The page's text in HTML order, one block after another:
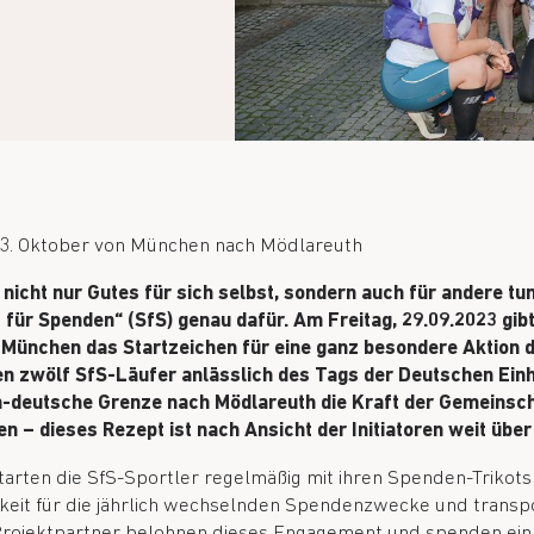
Oktober von München nach Mödlareuth
nur Gutes für sich selbst, sondern auch für andere
Spenden“ (SfS) genau dafür. Am Freitag, 29.09.2023
das Startzeichen für eine ganz besondere Aktion
zwölf SfS-Läufer anlässlich des Tags der Deutschen
deutsche Grenze nach Mödlareuth die Kraft der
– dieses Rezept ist nach Ansicht der Initiatoren weit
die SfS-Sportler regelmäßig mit ihren Spenden-
für die jährlich wechselnden Spendenzwecke und